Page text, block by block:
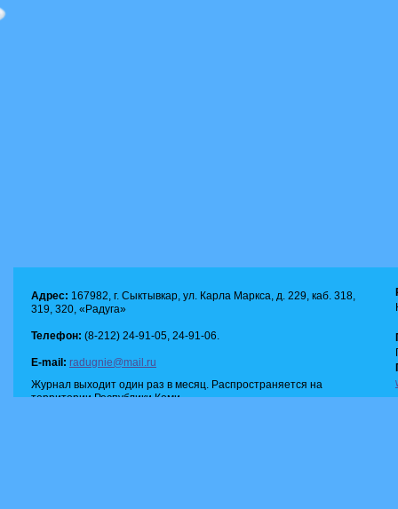
Адрес: 167982, г. Сыктывкар, ул. Карла Маркса, д. 229, каб. 318,
319, 320, «Радуга»
Телефон: (8-212) 24-91-05, 24-91-06.
E-mail: radugnie@mail.ru
Журнал выходит один раз в месяц. Распространяется на
территории Республики Коми.